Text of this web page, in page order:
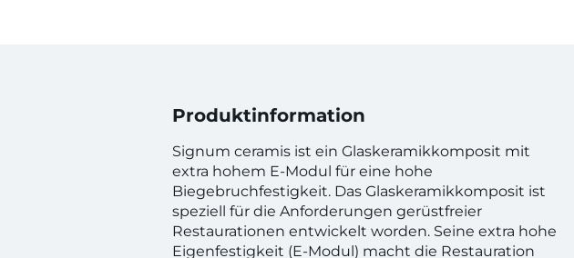
Produktinformation
Signum ceramis ist ein Glaskeramikkomposit mit
extra hohem E-Modul für eine hohe
Biegebruchfestigkeit. Das Glaskeramikkomposit ist
speziell für die Anforderungen gerüstfreier
Restaurationen entwickelt worden. Seine extra hohe
Eigenfestigkeit (E-Modul) macht die Restauration